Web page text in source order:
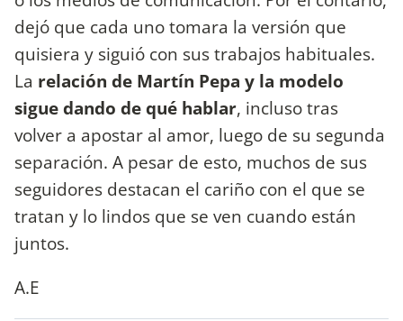
dejó que cada uno tomara la versión que
quisiera y siguió con sus trabajos habituales.
La relación de Martín Pepa y la modelo
sigue dando de qué hablar, incluso tras
volver a apostar al amor, luego de su segunda
separación. A pesar de esto, muchos de sus
seguidores destacan el cariño con el que se
tratan y lo lindos que se ven cuando están
juntos.
A.E